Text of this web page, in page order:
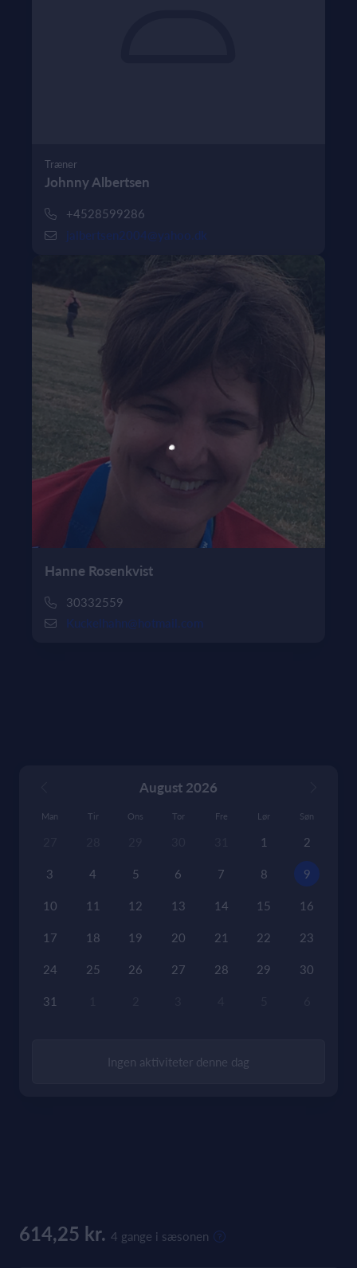
Træner
Johnny Albertsen
+4528599286
jalbertsen2004@yahoo.dk
Hanne Rosenkvist
30332559
Kuckelhahn@hotmail.com
August 2026
Man Tir Ons Tor Fre Lør Søn
1 2
3 4 5 6 7 8 9
10 11 12 13 14 15 16
17 18 19 20 21 22 23
24 25 26 27 28 29 30
31
Ingen aktiviteter denne dag
614,25 kr. 4 gange i sæsonen